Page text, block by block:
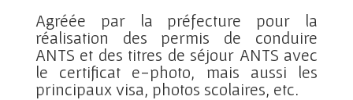
Agréée par la préfecture pour la
réalisation des permis de conduire
ANTS et des titres de séjour ANTS avec
le certificat e-photo, mais aussi les
principaux visa, photos scolaires, etc.